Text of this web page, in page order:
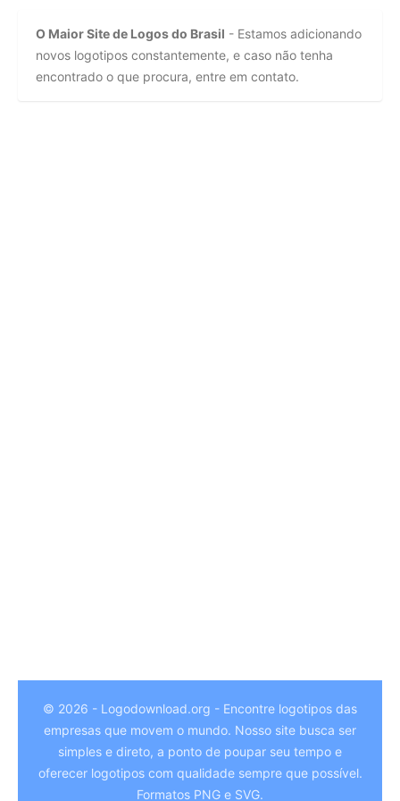
O Maior Site de Logos do Brasil - Estamos adicionando
novos logotipos constantemente, e caso não tenha
encontrado o que procura, entre em contato.
© 2026 - Logodownload.org - Encontre logotipos das
empresas que movem o mundo. Nosso site busca ser
simples e direto, a ponto de poupar seu tempo e
oferecer logotipos com qualidade sempre que possível.
Formatos PNG e SVG.
Hindi
German